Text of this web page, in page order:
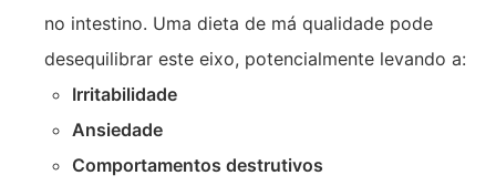
no intestino. Uma dieta de má qualidade pode
desequilibrar este eixo, potencialmente levando a:
Irritabilidade
Ansiedade
Comportamentos destrutivos